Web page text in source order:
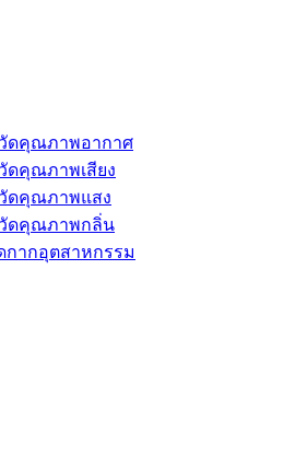
ดคุณภาพอากาศ
ดคุณภาพเสียง
ดคุณภาพแสง
ดคุณภาพกลิ่น
กากอุตสาหกรรม